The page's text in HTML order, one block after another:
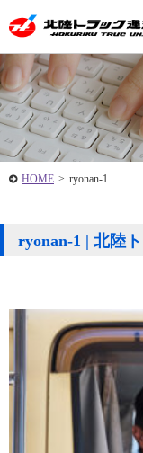
HOME > ryonan-1
ryonan-1 | 北陸